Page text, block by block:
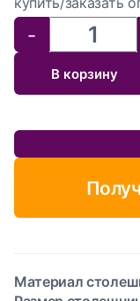
800х800,
Белый/
каркас
дерево
−
В корзину
Материал